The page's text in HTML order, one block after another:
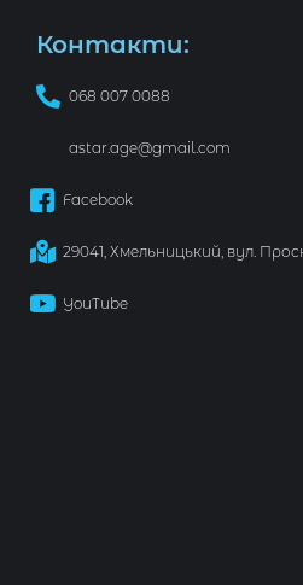
Контакти:
068 007 0088
astar.age@gmail.com
Facebook
29041, Хмельницький, вул.
YouTube